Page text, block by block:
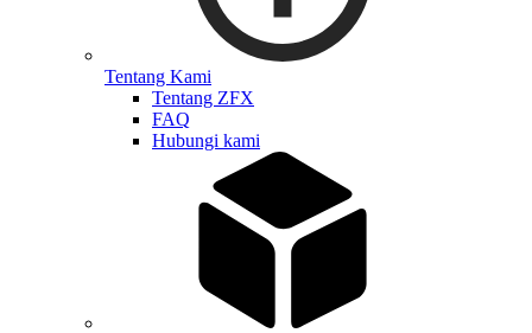
Tentang Kami
Tentang ZFX
FAQ
Hubungi kami